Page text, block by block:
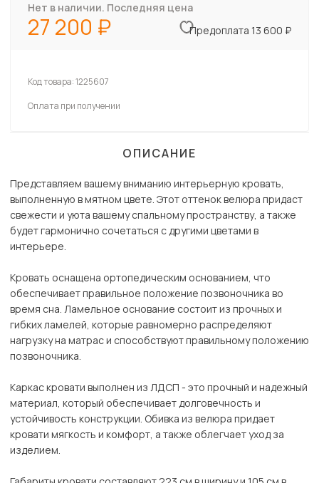
Нет в наличии. Последняя цена
27 200 Предоплата 13 600 ₽
Код товара:1225607
Оплата при получении
ОПИСАНИЕ
Представляем вашему вниманию интерьерную кровать,
выполненную в мятном цвете. Этот оттенок велюра придаст
свежести и уюта вашему спальному пространству, а также
будет гармонично сочетаться с другими цветами в
интерьере.
Кровать оснащена ортопедическим основанием, что
обеспечивает правильное положение позвоночника во
время сна. Ламельное основание состоит из прочных и
гибких ламелей, которые равномерно распределяют
нагрузку на матрас и способствуют правильному положению
позвоночника.
Каркас кровати выполнен из ЛДСП - это прочный и надежный
материал, который обеспечивает долговечность и
устойчивость конструкции. Обивка из велюра придает
кровати мягкость и комфорт, а также облегчает уход за
изделием.